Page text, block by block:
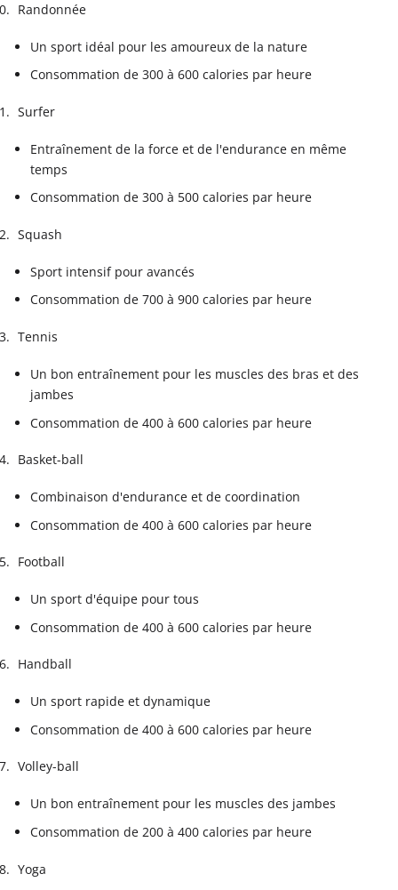
Randonnée
Un sport idéal pour les amoureux de la nature
Consommation de 300 à 600 calories par heure
Surfer
Entraînement de la force et de l'endurance en même
temps
Consommation de 300 à 500 calories par heure
Squash
Sport intensif pour avancés
Consommation de 700 à 900 calories par heure
Tennis
Un bon entraînement pour les muscles des bras et des
jambes
Consommation de 400 à 600 calories par heure
Basket-ball
Combinaison d'endurance et de coordination
Consommation de 400 à 600 calories par heure
Football
Un sport d'équipe pour tous
Consommation de 400 à 600 calories par heure
Handball
Un sport rapide et dynamique
Consommation de 400 à 600 calories par heure
Volley-ball
Un bon entraînement pour les muscles des jambes
Consommation de 200 à 400 calories par heure
Yoga